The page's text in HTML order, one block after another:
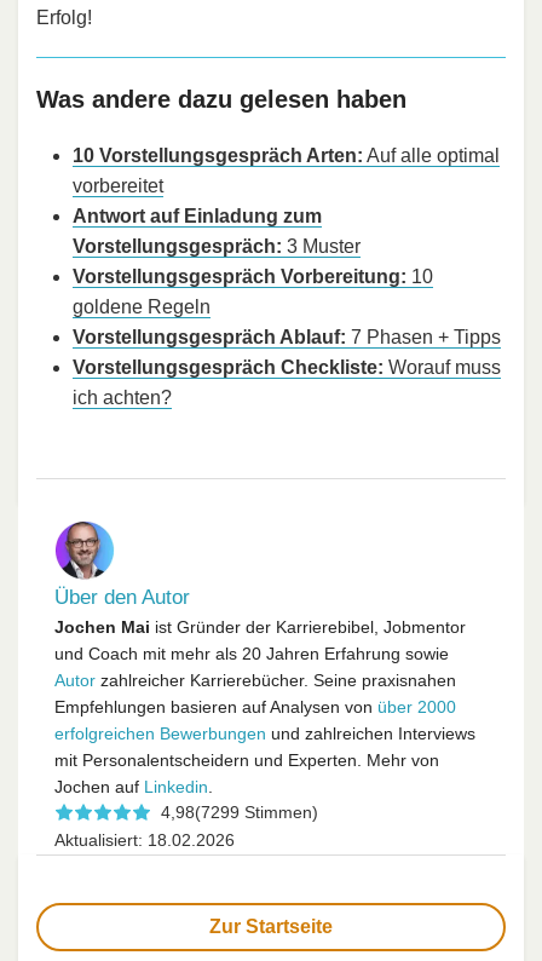
Erfolg!
Was andere dazu gelesen haben
10 Vorstellungsgespräch Arten: Auf alle optimal
vorbereitet
Antwort auf Einladung zum
Vorstellungsgespräch: 3 Muster
Vorstellungsgespräch Vorbereitung: 10
goldene Regeln
Vorstellungsgespräch Ablauf: 7 Phasen + Tipps
Vorstellungsgespräch Checkliste: Worauf muss
ich achten?
Über den Autor
Jochen Mai ist Gründer der Karrierebibel, Jobmentor
und Coach mit mehr als 20 Jahren Erfahrung sowie
Autor zahlreicher Karrierebücher. Seine praxisnahen
Empfehlungen basieren auf Analysen von über 2000
erfolgreichen Bewerbungen und zahlreichen Interviews
mit Personalentscheidern und Experten. Mehr von
Jochen auf Linkedin.
4,98(7299 Stimmen)
Aktualisiert: 18.02.2026
Zur Startseite